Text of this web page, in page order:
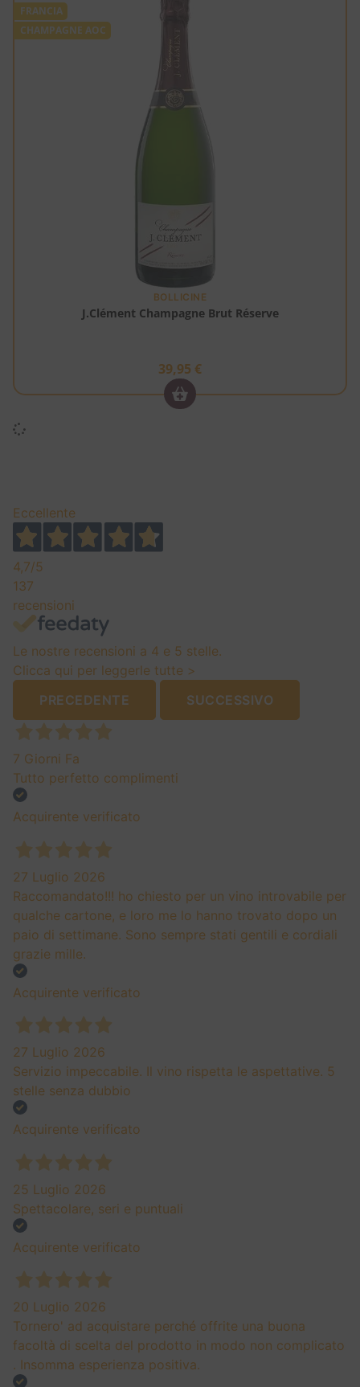
FRANCIA
CHAMPAGNE AOC
BOLLICINE
J.Clément Champagne Brut Réserve
39,95 €
Eccellente
4,7/5
137
recensioni
Le nostre recensioni a 4 e 5 stelle.
Clicca qui per leggerle tutte >
PRECEDENTE
SUCCESSIVO
7 Giorni Fa
Tutto perfetto complimenti
Acquirente verificato
27 Luglio 2026
Raccomandato!!! ho chiesto per un vino introvabile per
qualche cartone, e loro me lo hanno trovato dopo un
paio di settimane. Sono sempre stati gentili e cordiali
grazie mille.
Acquirente verificato
27 Luglio 2026
Servizio impeccabile. Il vino rispetta le aspettative. 5
stelle senza dubbio
Acquirente verificato
25 Luglio 2026
Spettacolare, seri e puntuali
Acquirente verificato
20 Luglio 2026
Tornero' ad acquistare perché offrite una buona
facoltà di scelta del prodotto in modo non complicato
. Insomma esperienza positiva.